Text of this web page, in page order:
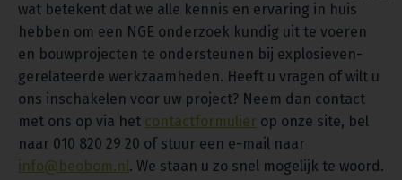
wat betekent dat we alle kennis en ervaring in huis
hebben om een NGE onderzoek kundig uit te voeren
en bouwprojecten te ondersteunen bij explosieven-
gerelateerde werkzaamheden. Heeft u vragen of wilt u
ons inschakelen voor uw project? Neem dan contact
met ons op via het contactformulier op onze site, bel
naar 010 820 29 20 of stuur een e-mail naar
info@beobom.nl. We staan u zo snel mogelijk te woord.